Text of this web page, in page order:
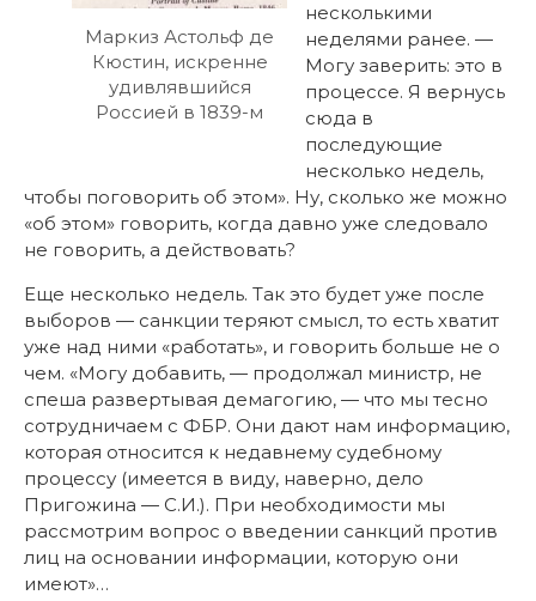
Маркиз Астольф де
Кюстин, искренне
удивлявшийся
Россией в 1839-м
несколькими
неделями ранее. —
Могу заверить: это в
процессе. Я вернусь
сюда в
последующие
несколько недель,
чтобы поговорить об этом». Ну, сколько же можно
«об этом» говорить, когда давно уже следовало
не говорить, а действовать?
Еще несколько недель. Так это будет уже после
выборов — санкции теряют смысл, то есть хватит
уже над ними «работать», и говорить больше не о
чем. «Могу добавить, — продолжал министр, не
спеша развертывая демагогию, — что мы тесно
сотрудничаем с ФБР. Они дают нам информацию,
которая относится к недавнему судебному
процессу (имеется в виду, наверно, дело
Пригожина — С.И.). При необходимости мы
рассмотрим вопрос о введении санкций против
лиц на основании информации, которую они
имеют»…